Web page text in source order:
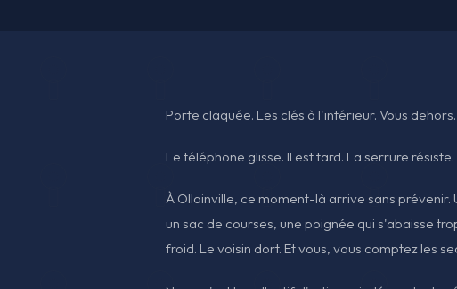
Porte claquée. Les clés à l'intérieur. Vous dehors.
Le téléphone glisse. Il est tard. La serrure résiste.
À Ollainville, ce moment-là arrive sans prévenir.
un sac de courses, une poignée qui s'abaisse
froid. Le voisin dort. Et vous, vous comptez les